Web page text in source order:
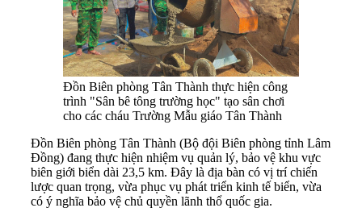
Đồn Biên phòng Tân Thành thực hiện công
trình "Sân bê tông trường học" tạo sân chơi
cho các cháu Trường Mẫu giáo Tân Thành
Đồn Biên phòng Tân Thành (Bộ đội Biên phòng tỉnh Lâm
Đồng) đang thực hiện nhiệm vụ quản lý, bảo vệ khu vực
biên giới biển dài 23,5 km. Đây là địa bàn có vị trí chiến
lược quan trọng, vừa phục vụ phát triển kinh tế biển, vừa
có ý nghĩa bảo vệ chủ quyền lãnh thổ quốc gia.